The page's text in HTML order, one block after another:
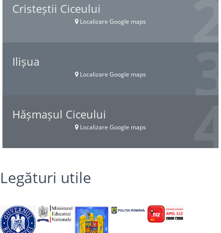
Cristeștii Ciceului
Localizare Google maps
Ilișua
Localizare Google maps
Hășmașul Ciceului
Localizare Google maps
Legături utile